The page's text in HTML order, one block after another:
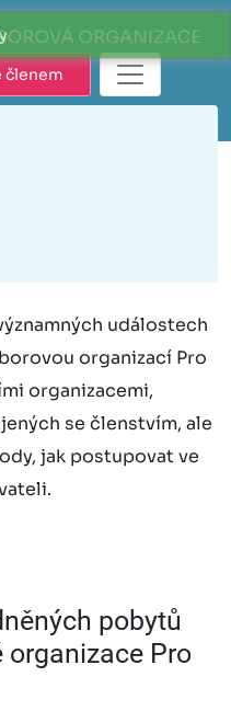
členem
událostech
organizací Pro
organizacemi,
se členstvím, ale
jak postupovat ve
pobytů
organizace Pro